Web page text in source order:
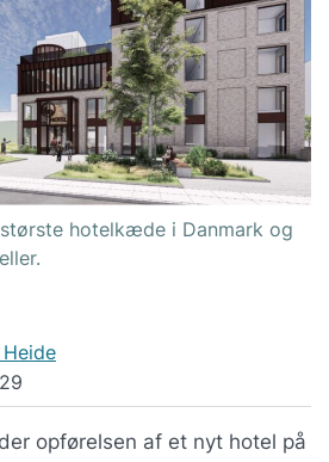
hotelkæde i Danmark og
opførelsen af et nyt hotel på